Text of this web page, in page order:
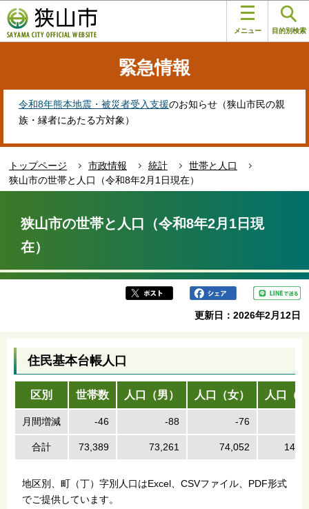
の
ペ
す
メニュー 目的別検索
緊急情報
令和8年熊本地震・被災者受入支援のお知らせ（狭山市民の親
族・縁者にあたる方対象）
トップページ 市政情報 統計
世帯と人口
狭山市の世帯と人口（令和8年2月1日現在）
ら
狭山市の世帯と人口（令和8年2月1日現
在）
更新日：2026年2月12日
住民基本台帳人口
区別 世帯数 人口（男） 人口（女） 人口（
月間増減 -46 -88 -76
合計 73,389 73,261 74,052
地区別、町（丁）字別人口はExcel、CSVファイル、PDF形式
でご提供しています。